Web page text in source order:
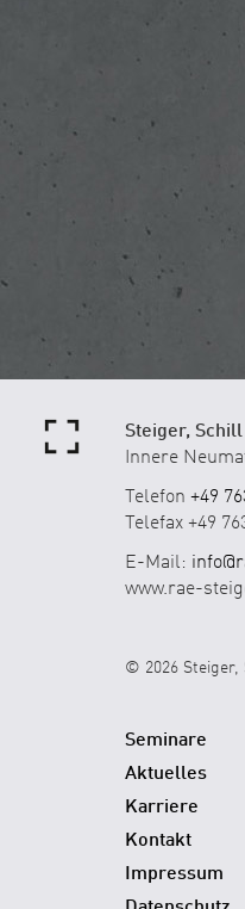
Steiger,
Innere
Telefon +49
Telefax +49
E-Mail:
www.rae-
© 2026 Steiger,
Seminare
Aktuelles
Karriere
Kontakt
Impressum